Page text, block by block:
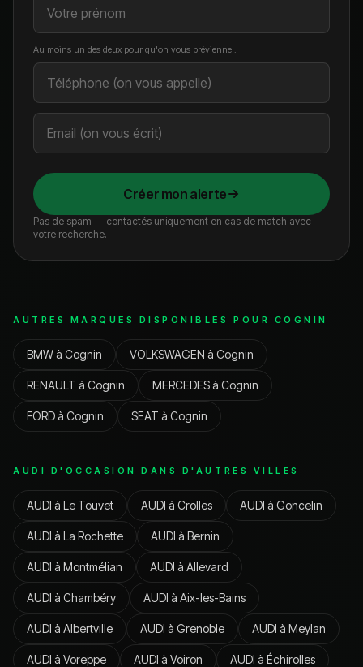
Au moins un des deux pour qu'on vous prévienne :
Créer mon alerte
Pas de spam — contactés uniquement en cas de match avec
votre recherche.
AUTRES MARQUES DISPONIBLES POUR COGNIN
BMWà Cognin VOLKSWAGEN à Cognin
RENAULT à Cognin MERCEDESà Cognin
FORDà Cognin SEAT à Cognin
AUDI D'OCCASION DANS D'AUTRES VILLES
AUDI à Le Touvet AUDI à Crolles AUDI à Goncelin
AUDI à La Rochette AUDI à Bernin
AUDI à Montmélian AUDI à Allevard
AUDI à Chambéry AUDI à Aix-les-Bains
AUDI à Albertville AUDI à Grenoble AUDI à Meylan
AUDI à Voreppe AUDI à Voiron AUDI à Échirolles